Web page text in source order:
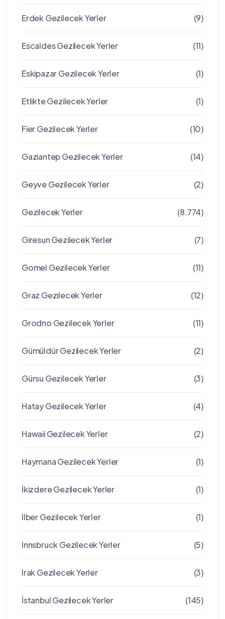
Erdek Gezilecek Yerler (9)
Escaldes Gezilecek Yerler (11)
Eskipazar Gezilecek Yerler (1)
Etlikte Gezilecek Yerler (1)
Fier Gezilecek Yerler (10)
Gaziantep Gezilecek Yerler (14)
Geyve Gezilecek Yerler (2)
Gezilecek Yerler (8.774)
Giresun Gezilecek Yerler (7)
Gomel Gezilecek Yerler (11)
Graz Gezılecek Yerler (12)
Grodno Gezilecek Yerler (11)
Gümüldür Gezilecek Yerler (2)
Gürsu Gezilecek Yerler (3)
Hatay Gezilecek Yerler (4)
Hawaii Gezilecek Yerler (2)
Haymana Gezilecek Yerler (1)
İkizdere Gezilecek Yerler (1)
Ilber Gezilecek Yerler (1)
Innsbruck Gezilecek Yerler (5)
Irak Gezilecek Yerler (3)
İstanbul Gezilecek Yerler (145)